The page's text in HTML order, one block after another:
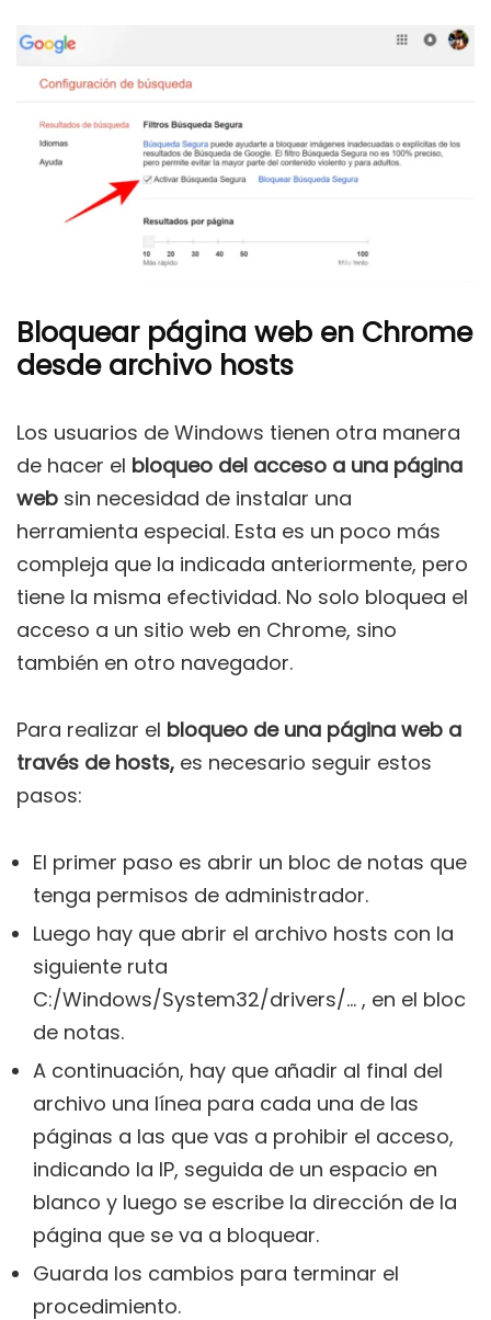
Bloquear página web en Chrome
desde archivo hosts
Los usuarios de Windows tienen otra manera
de hacer el bloqueo del acceso a una página
web sin necesidad de instalar una
herramienta especial. Esta es un poco más
compleja que la indicada anteriormente, pero
tiene la misma efectividad. No solo bloquea el
acceso a un sitio web en Chrome, sino
también en otro navegador.
Para realizar el bloqueo de una página web a
través de hosts, es necesario seguir estos
pasos:
El primer paso es abrir un bloc de notas que
tenga permisos de administrador.
Luego hay que abrir el archivo hosts con la
siguiente ruta
C:/Windows/System32/drivers/… , en el bloc
de notas.
A continuación, hay que añadir al final del
archivo una línea para cada una de las
páginas a las que vas a prohibir el acceso,
indicando la IP, seguida de un espacio en
blanco y luego se escribe la dirección de la
página que se va a bloquear.
Guarda los cambios para terminar el
procedimiento.